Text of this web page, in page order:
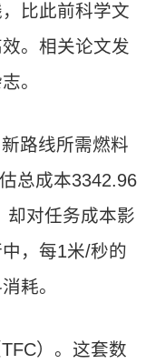
比此前科学文
。相关论文发
。
路线所需燃料
总成本3342.96
却对任务成本影
，每1米/秒的
耗。
）。这套数